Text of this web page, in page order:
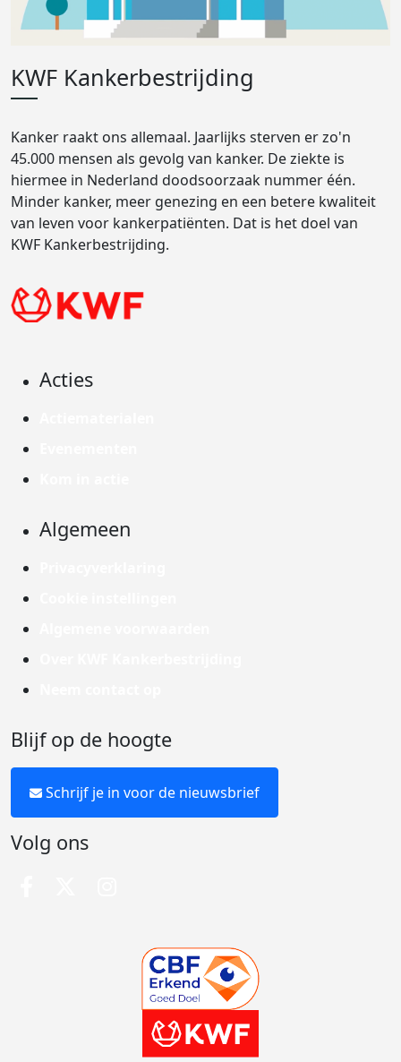
KWF Kankerbestrijding
Kanker raakt ons allemaal. Jaarlijks sterven er zo'n
45.000 mensen als gevolg van kanker. De ziekte is
hiermee in Nederland doodsoorzaak nummer één.
Minder kanker, meer genezing en een betere kwaliteit
van leven voor kankerpatiënten. Dat is het doel van
KWF Kankerbestrijding.
Acties
Algemeen
Blijf op de hoogte
Schrijf je in voor de nieuwsbrief
Volg ons